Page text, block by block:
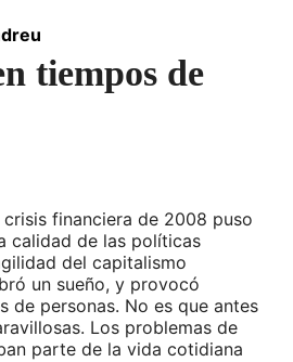
tiempos de
financiera de 2008 puso
calidad de las políticas
del capitalismo
un sueño, y provocó
de personas. No es que antes
Los problemas de
parte de la vida cotidiana